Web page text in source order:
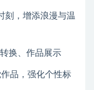
刻，增添浪漫与温
换、作品展示
作品，强化个性标